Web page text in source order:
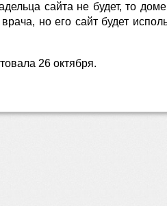
сайта не будет, то
но его сайт будет
26 октября.